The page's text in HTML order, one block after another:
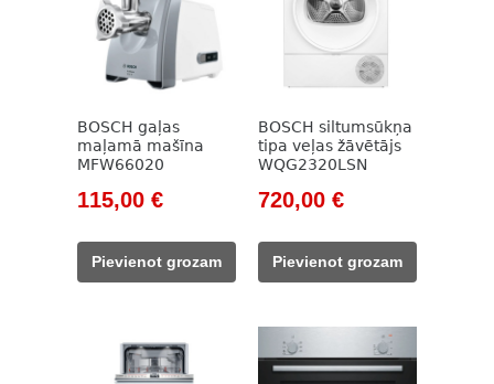
BOSCH gaļas
maļamā mašīna
MFW66020
Original
was:
157,00 €.
115,00 €Current
115,00 €.
Pievienot grozam
BOSCH siltumsūkņa
tipa veļas žāvētājs
WQG2320LSN
Original
was:
944,00 €.
720,00 €Current
720,00 €.
Pievienot grozam